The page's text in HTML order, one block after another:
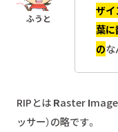
ザイ
葉に
のな
RIPとはRasterImage
ッサー）の略です。